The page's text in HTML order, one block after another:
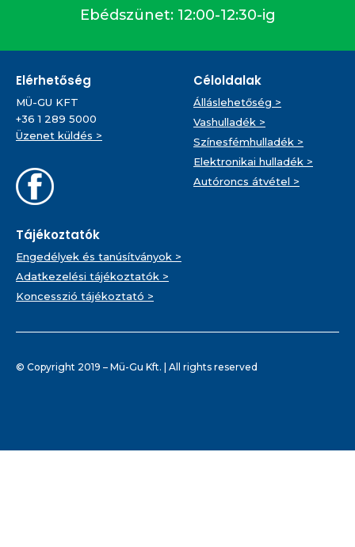
Elérhetőség
MÜ-GU KFT
+36 1 289 5000
Üzenet küldés >
Céloldalak
Álláslehetőség >
Vashulladék >
Színesfémhulladék >
Elektronikai hulladék >
Autóroncs átvétel >
Tájékoztatók
Engedélyek és tanúsítványok >
Adatkezelési tájékoztatók >
Koncesszió tájékoztató >
Ebédszünet: 12:00-12:30-ig
© Copyright 2019 – Mü-Gu Kft. | All rights reserved